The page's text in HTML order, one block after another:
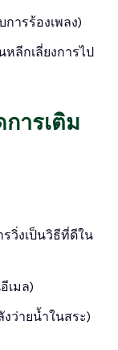
การร้องเพลง)
หลีกเลี่ยงการไป
ารเติม
รวิ่งเป็นวิธีที่ดีใน
เมล)
งว่ายน้ำในสระ)